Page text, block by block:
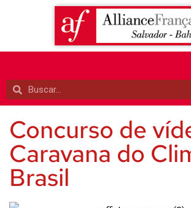
Concurso de
Caravana do
Brasil